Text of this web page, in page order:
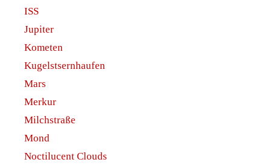
ISS
Jupiter
Kometen
Kugelstsernhaufen
Mars
Merkur
Milchstraße
Mond
Noctilucent Clouds